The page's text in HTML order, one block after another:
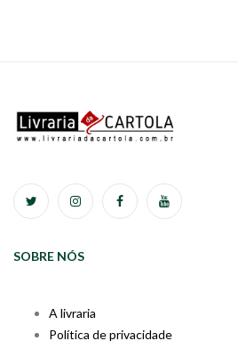
SOBRE NÓS
A livraria
Política de privacidade